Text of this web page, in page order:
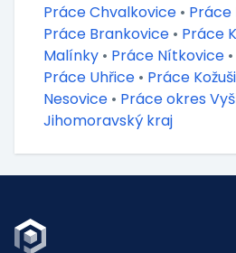
Práce Chvalkovice •
Práce Brankovice • Práce
Malínky • Práce Nítkovice •
Práce Uhřice • Práce
Nesovice • Práce okres
Jihomoravský kraj